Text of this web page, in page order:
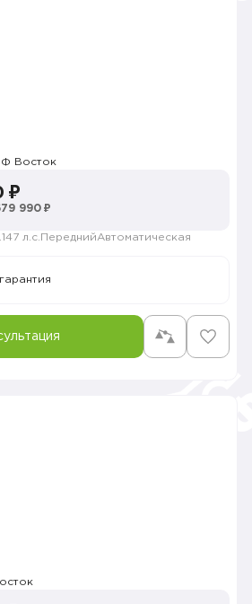
Восток
₽
990 ₽
147 л.с. ПереднийАвтоматическая
гарантия